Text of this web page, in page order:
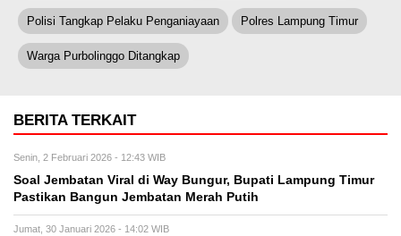
Polisi Tangkap Pelaku Penganiayaan Polres Lampung Timur
Warga Purbolinggo Ditangkap
BERITA TERKAIT
Senin, 2 Februari 2026 - 12:43 WIB
Soal Jembatan Viral di Way Bungur, Bupati Lampung Timur
Pastikan Bangun Jembatan Merah Putih
Jumat, 30 Januari 2026 - 14:02 WIB